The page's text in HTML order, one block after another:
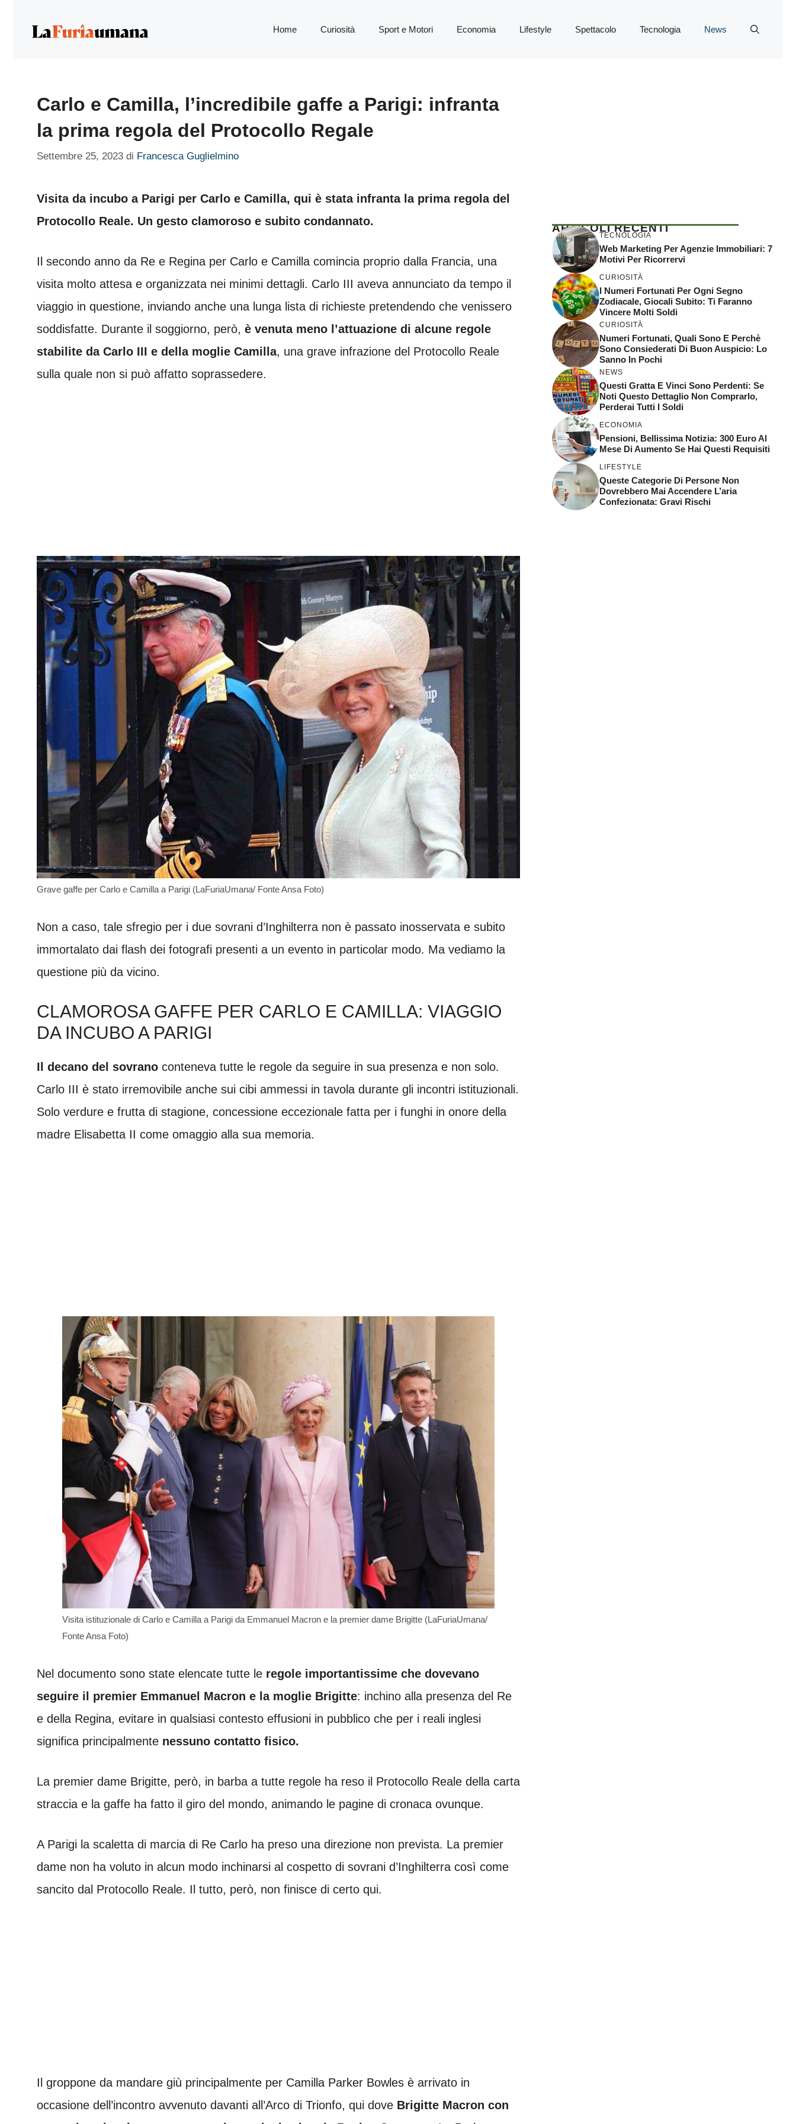
Home Curiosità Sport e Motori Economia Lifestyle Spettacolo Tecnologia News
Carlo e Camilla, l’incredibile gaffe a Parigi: infranta
la prima regola del Protocollo Regale
Settembre 25, 2023 di Francesca Guglielmino
Visita da incubo a Parigi per Carlo e Camilla, qui è stata infranta la prima regola del
Protocollo Reale. Un gesto clamoroso e subito condannato.
Il secondo anno da Re e Regina per Carlo e Camilla comincia proprio dalla Francia, una
visita molto attesa e organizzata nei minimi dettagli. Carlo III aveva annunciato da tempo il
viaggio in questione, inviando anche una lunga lista di richieste pretendendo che venissero
soddisfatte. Durante il soggiorno, però, è venuta meno l’attuazione di alcune regole
stabilite da Carlo III e della moglie Camilla, una grave infrazione del Protocollo Reale
sulla quale non si può affatto soprassedere.
Grave gaffe per Carlo e Camilla a Parigi (LaFuriaUmana/ Fonte Ansa Foto)
Non a caso, tale sfregio per i due sovrani d’Inghilterra non è passato inosservata e subito
immortalato dai flash dei fotografi presenti a un evento in particolar modo. Ma vediamo la
questione più da vicino.
CLAMOROSA GAFFE PER CARLO E CAMILLA: VIAGGIO
DA INCUBO A PARIGI
Il decano del sovrano conteneva tutte le regole da seguire in sua presenza e non solo.
Carlo III è stato irremovibile anche sui cibi ammessi in tavola durante gli incontri istituzionali.
Solo verdure e frutta di stagione, concessione eccezionale fatta per i funghi in onore della
madre Elisabetta II come omaggio alla sua memoria.
Visita istituzionale di Carlo e Camilla a Parigi da Emmanuel Macron e la premier dame Brigitte (LaFuriaUmana/
Fonte Ansa Foto)
Nel documento sono state elencate tutte le regole importantissime che dovevano
seguire il premier Emmanuel Macron e la moglie Brigitte: inchino alla presenza del Re
e della Regina, evitare in qualsiasi contesto effusioni in pubblico che per i reali inglesi
significa principalmente nessuno contatto fisico.
La premier dame Brigitte, però, in barba a tutte regole ha reso il Protocollo Reale della carta
straccia e la gaffe ha fatto il giro del mondo, animando le pagine di cronaca ovunque.
A Parigi la scaletta di marcia di Re Carlo ha preso una direzione non prevista. La premier
dame non ha voluto in alcun modo inchinarsi al cospetto di sovrani d’Inghilterra così come
sancito dal Protocollo Reale. Il tutto, però, non finisce di certo qui.
Il groppone da mandare giù principalmente per Camilla Parker Bowles è arrivato in
occasione dell’incontro avvenuto davanti all’Arco di Trionfo, qui dove Brigitte Macron con
ARTICOLI RECENTI
TECNOLOGIA
Web Marketing Per Agenzie Immobiliari: 7
Motivi Per Ricorrervi
CURIOSITÀ
I Numeri Fortunati Per Ogni Segno
Zodiacale, Giocali Subito: Ti Faranno
Vincere Molti Soldi
CURIOSITÀ
Numeri Fortunati, Quali Sono E Perchè
Sono Consiederati Di Buon Auspicio: Lo
Sanno In Pochi
NEWS
Questi Gratta E Vinci Sono Perdenti: Se
Noti Questo Dettaglio Non Comprarlo,
Perderai Tutti I Soldi
ECONOMIA
Pensioni, Bellissima Notizia: 300 Euro Al
Mese Di Aumento Se Hai Questi Requisiti
LIFESTYLE
Queste Categorie Di Persone Non
Dovrebbero Mai Accendere L’aria
Confezionata: Gravi Rischi